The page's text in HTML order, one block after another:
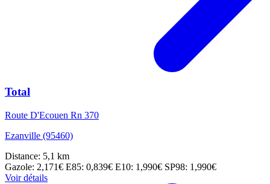
Total
Route D'Ecouen Rn 370
Ezanville (95460)
Distance: 5,1 km
Gazole: 2,171€ E85: 0,839€ E10: 1,990€ SP98: 1,990€
Voir détails